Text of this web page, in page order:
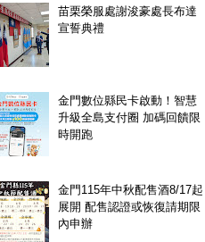
苗栗榮服處謝浚豪處長布達
宣誓典禮
金門數位縣民卡啟動！智慧
升級全島支付圈 加碼回饋限
時開跑
金門115年中秋配售酒8/17起
展開 配售認證或恢復請期限
內申辦